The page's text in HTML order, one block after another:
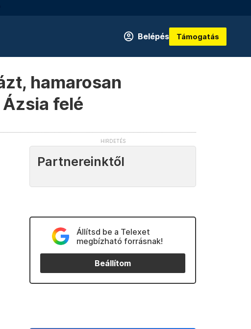
Belépés Támogatás
hamarosan
felé
Partnereinktől
Állítsd be a Telexet
megbízható forrásnak!
Beállítom